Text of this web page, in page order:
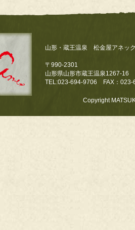
山形・蔵王温泉 松金屋アネッ
〒990-2301
山形県山形市蔵王温泉1267-16
TEL:023-694-9706 FAX：023-
Copyright